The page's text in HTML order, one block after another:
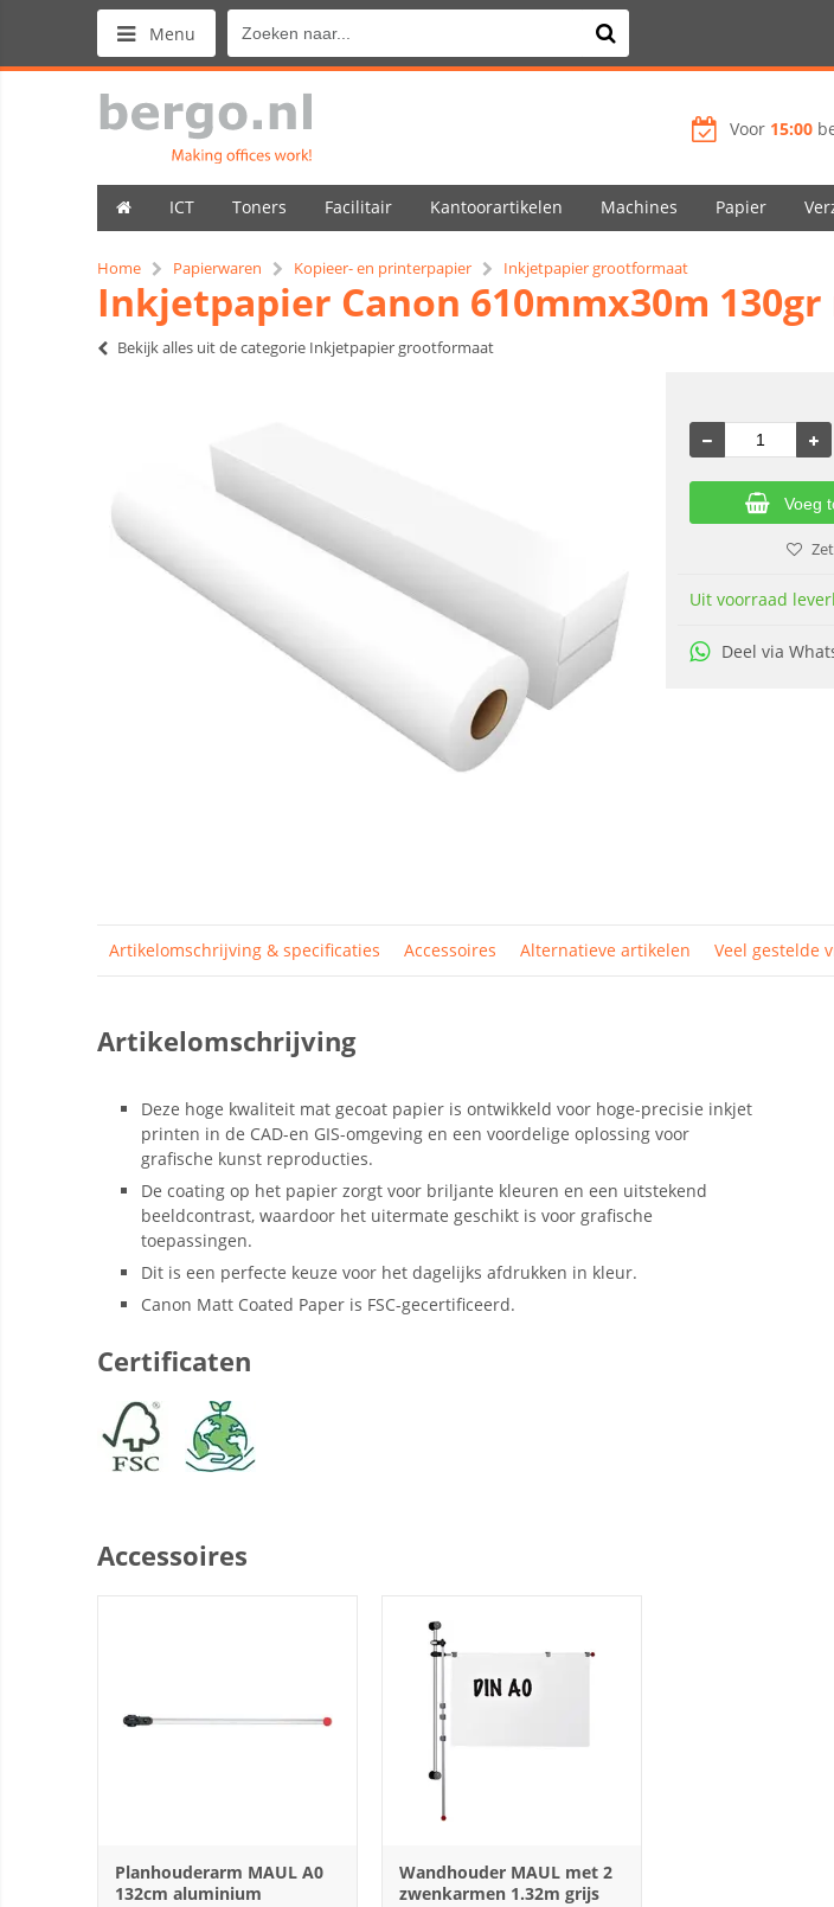
Menu
Voor 15:00
ICT Toners Facilitair Kantoorartikelen Machines Papier
Home Papierwaren Kopieer- en printerpapier Inkjetpapier grootformaat
Inkjetpapier Canon 610mmx30m
Bekijk alles uit de categorie Inkjetpapier grootformaat
Voeg
Uit voorraad
Deel via
Artikelomschrijving & specificaties Accessoires Alternatieve artikelen Veel gestelde
Artikelomschrijving
Deze hoge kwaliteit mat gecoat papier is ontwikkeld voor hoge-precisie inkjet
printen in de CAD-en GIS-omgeving en een voordelige oplossing voor
grafische kunst reproducties.
De coating op het papier zorgt voor briljante kleuren en een uitstekend
beeldcontrast, waardoor het uitermate geschikt is voor grafische
toepassingen.
Dit is een perfecte keuze voor het dagelijks afdrukken in kleur.
Canon Matt Coated Paper is FSC-gecertificeerd.
Certificaten
Accessoires
Planhouderarm MAUL A0
132cm aluminium
Wandhouder MAUL met 2
zwenkarmen 1.32m grijs